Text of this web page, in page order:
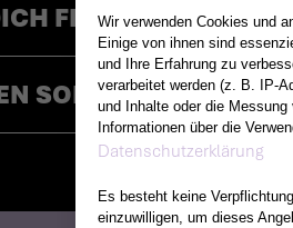
FREUEN KANNST
SOLLTEST
Wir verwenden Cookies und
Einige von ihnen sind
und Ihre Erfahrung zu
verarbeitet werden (z. B. IP-
und Inhalte oder die
Informationen über die
Datenschutzerklärung
Es besteht keine
einzuwilligen, um dieses